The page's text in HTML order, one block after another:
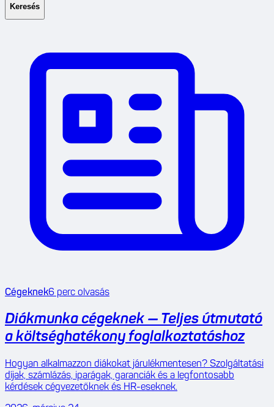
Keresés
Cégeknek6 perc olvasás
Diákmunka cégeknek — Teljes útmutató
a költséghatékony foglalkoztatáshoz
Hogyan alkalmazzon diákokat járulékmentesen? Szolgáltatási
díjak, számlázás, iparágak, garanciák és a legfontosabb
kérdések cégvezetőknek és HR-eseknek.